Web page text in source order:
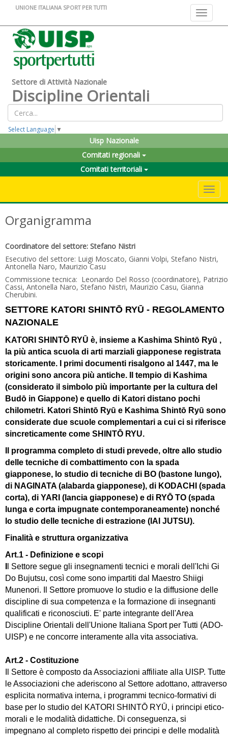
Toggle
UNIONE ITALIANA SPORT PER TUTTI
Settore di Attività Nazionale
Discipline Orientali
Select Language ▼
Uisp Nazionale
Comitati regionali
Comitati territoriali
Organigramma
Coordinatore del settore: Stefano Nistri
Esecutivo del settore: Luigi Moscato, Gianni Volpi, Stefano Nistri,
Antonella Naro, Maurizio Casu
Commissione tecnica: Leonardo Del Rosso (coordinatore), Patrizio
Cassi, Antonella Naro, Stefano Nistri, Maurizio Casu, Gianna
Cherubini.
SETTORE KATORI SHINTŌ RYŪ - REGOLAMENTO
NAZIONALE
KATORI SHINTŌ RYŪ è, insieme a Kashima Shintō Ryū ,
la più antica scuola di arti marziali giapponese registrata
storicamente. I primi documenti risalgono al 1447, ma le
origini sono ancora più antiche. Il tempio di Kashima
(considerato il simbolo più importante per la cultura del
Budō in Giappone) e quello di Katori distano pochi
chilometri. Katori Shintō Ryū e Kashima Shintō Ryū sono
considerate due scuole complementari a cui ci si riferisce
sincreticamente come SHINTŌ RYU.
Il programma completo di studi prevede, oltre allo studio
delle tecniche di combattimento con la spada
giapponese, lo studio di tecniche di BO (bastone lungo),
di NAGINATA (alabarda giapponese), di KODACHI (spada
corta), di YARI (lancia giapponese) e di RYŌ TO (spada
lunga e corta impugnate contemporaneamente) nonché
lo studio delle tecniche di estrazione (IAI JUTSU).
Finalità e struttura organizzativa
Art.1 - Definizione e scopi
l Settore segue gli insegnamenti tecnici e morali dell'Ichi Gi
Do Bujutsu, così come sono impartiti dal Maestro Shiigi
Munenori.
Il Settore promuove lo studio e la diffusione delle
discipline di sua competenza e la formazione di insegnanti
qualificati e riconosciuti. E' parte integrante dell'Area
Discipline Orientali dell'Unione Italiana Sport per Tutti (ADO-
UISP) e ne concorre interamente alla vita associativa.
Art.2 - Costituzione
Il Settore è composto da Associazioni affiliate alla UISP. Tutte
le Associazioni che aderiscono al Settore adottano, attraverso
esplicita normativa interna, i programmi tecnico-formativi di
base per lo studio del KATORI SHINTŌ RYŪ, i principi etico-
morali e le modalità didattiche. Di conseguenza, si
impegnano al completo rispetto dei principi e delle modalità